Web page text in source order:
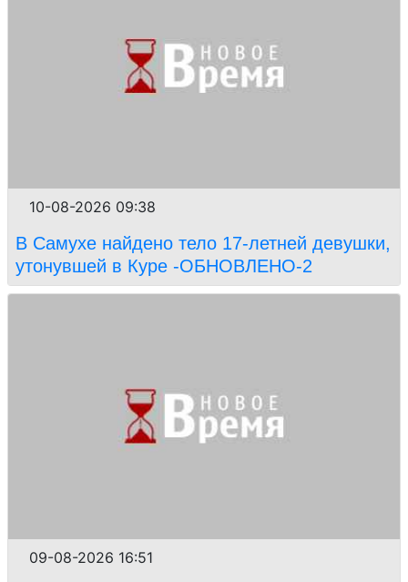
10-08-2026 09:38
В Самухе найдено тело 17-летней девушки,
утонувшей в Куре -ОБНОВЛЕНО-2
09-08-2026 16:51